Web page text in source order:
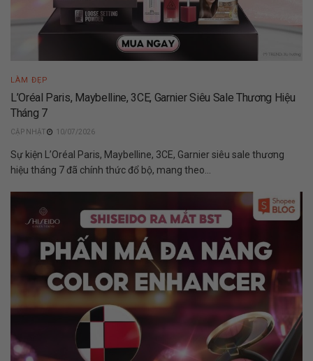
LÀM ĐẸP
L’Oréal Paris, Maybelline, 3CE, Garnier Siêu Sale Thương Hiệu
Tháng 7
10/07/2026
Sự kiện L’Oréal Paris, Maybelline, 3CE, Garnier siêu sale thương
hiệu tháng 7 đã chính thức đổ bộ, mang theo...